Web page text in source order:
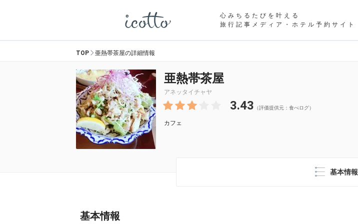
心みちるたびを叶える
旅行記事メディア・ホテル予約サイト
TOP 亜熱帯茶屋の詳細情報
亜熱帯茶屋
アネッタイチャヤ
3.43 （評価提供元：食べログ）
カフェ
基本情報
基本情報